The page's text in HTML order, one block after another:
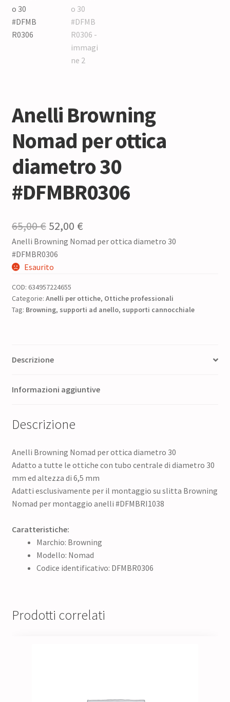
Anelli Browning
Nomad per ottica
diametro 30
#DFMBR0306
65,00€ Il
prezzo
originale
65,00 €.
52,00 €Il
prezzo
52,00 €.
Anelli Browning Nomad per ottica diametro 30
#DFMBR0306
Esaurito
COD: 634957224655
Categorie: Anelli per ottiche, Ottiche professionali
Tag: Browning, supporti ad anello, supporti cannocchiale
Descrizione
Informazioni aggiuntive
Descrizione
Anelli Browning Nomad per ottica diametro 30
Adatto a tutte le ottiche con tubo centrale di diametro 30
mm ed altezza di 6,5 mm
Adatti esclusivamente per il montaggio su slitta Browning
Nomad per montaggio anelli #DFMBRI1038
Caratteristiche:
Marchio: Browning
Modello: Nomad
Codice identificativo: DFMBR0306
Prodotti correlati